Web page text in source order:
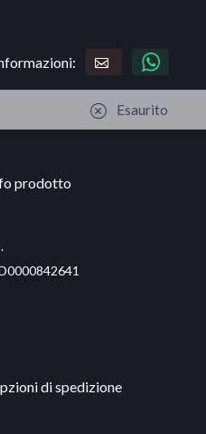
Esaurito
prodotto
di spedizione